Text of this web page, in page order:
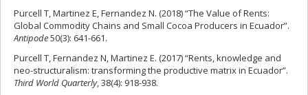
Purcell T, Martinez E, Fernandez N. (2018) “The Value of Rents:
Global Commodity Chains and Small Cocoa Producers in Ecuador”.
Antipode50(3): 641-661.
Purcell T, Fernandez N, Martinez E. (2017) “Rents, knowledge and
neo-structuralism: transforming the productive matrix in Ecuador”.
Third World Quarterly, 38(4): 918-938.